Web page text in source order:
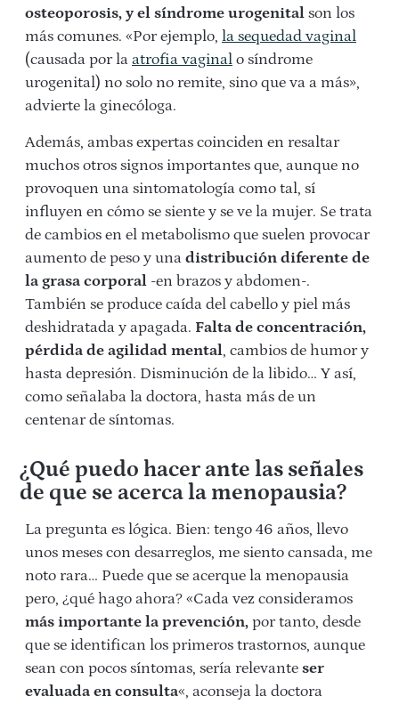
osteoporosis, y el síndrome urogenital son los
más comunes. «Por ejemplo, la sequedad vaginal
(causada por la atrofia vaginal o síndrome
urogenital) no solo no remite, sino que va a más»,
advierte la ginecóloga.
Además, ambas expertas coinciden en resaltar
muchos otros signos importantes que, aunque no
provoquen una sintomatología como tal, sí
influyen en cómo se siente y se ve la mujer. Se trata
de cambios en el metabolismo que suelen provocar
aumento de peso y una distribución diferente de
la grasa corporal -en brazos y abdomen-.
También se produce caída del cabello y piel más
deshidratada y apagada. Falta de concentración,
pérdida de agilidad mental, cambios de humor y
hasta depresión. Disminución de la libido… Y así,
como señalaba la doctora, hasta más de un
centenar de síntomas.
¿Qué puedo hacer ante las señales
de que se acerca la menopausia?
La pregunta es lógica. Bien: tengo 46 años, llevo
unos meses con desarreglos, me siento cansada, me
noto rara… Puede que se acerque la menopausia
pero, ¿qué hago ahora? «Cada vez consideramos
más importante la prevención, por tanto, desde
que se identifican los primeros trastornos, aunque
sean con pocos síntomas, sería relevante ser
evaluada en consulta«, aconseja la doctora